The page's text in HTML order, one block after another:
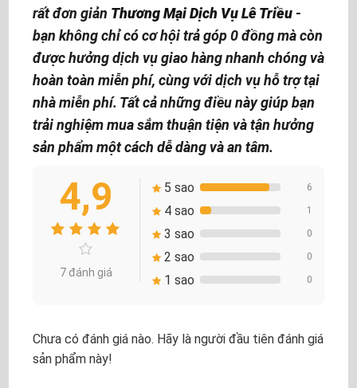
rất đơn giản Thương Mại Dịch Vụ Lê Triều-
bạn không chỉ có cơ hội trả góp 0 đồng mà còn
được hưởng dịch vụ giao hàng nhanh chóng và
hoàn toàn miễn phí, cùng với dịch vụ hỗ trợ tại
nhà miễn phí. Tất cả những điều này giúp bạn
trải nghiệm mua sắm thuận tiện và tận hưởng
sản phẩm một cách dễ dàng và an tâm.
4,9
7 đánh giá
5 sao 6
4 sao 1
3 sao 0
2 sao 0
1 sao 0
Chưa có đánh giá nào. Hãy là người đầu tiên đánh giá
sản phẩm này!